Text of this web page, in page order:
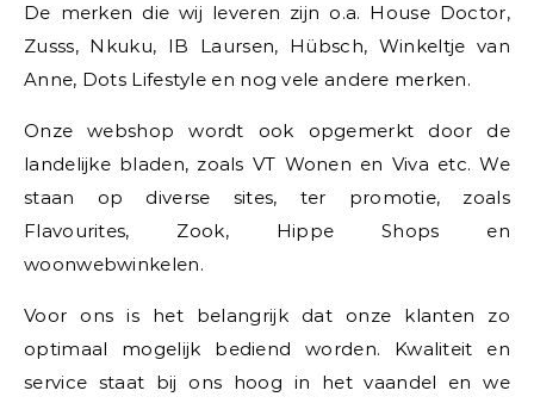
De merken die wij leveren zijn o.a. House Doctor,
Zusss, Nkuku, IB Laursen, Hübsch, Winkeltje van
Anne, Dots Lifestyle en nog vele andere merken.
Onze webshop wordt ook opgemerkt door de
landelijke bladen, zoals VT Wonen en Viva etc. We
staan op diverse sites, ter promotie, zoals
Flavourites, Zook, Hippe Shops en
woonwebwinkelen.
Voor ons is het belangrijk dat onze klanten zo
optimaal mogelijk bediend worden. Kwaliteit en
service staat bij ons hoog in het vaandel en we